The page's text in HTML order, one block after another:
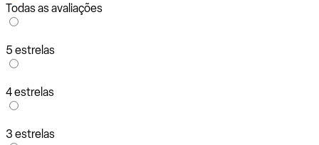
Todas as avaliações
5 estrelas
4 estrelas
3 estrelas